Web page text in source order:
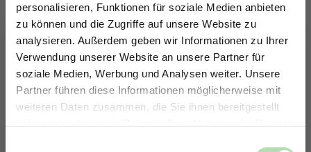
personalisieren, Funktionen für soziale Medien anbieten
zu können und die Zugriffe auf unsere Website zu
analysieren. Außerdem geben wir Informationen zu Ihrer
Verwendung unserer Website an unsere Partner für
soziale Medien, Werbung und Analysen weiter. Unsere
Partner führen diese Informationen möglicherweise mit
weiteren Daten zusammen, die Sie ihnen bereitgestellt
haben oder die sie im Rahmen Ihrer Nutzung der Dienste
ERHALTE 5% RABATT AUF
DEINE RÜCKWÄNDE